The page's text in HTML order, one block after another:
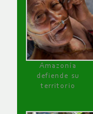
Amazonía
defiende su
territorio